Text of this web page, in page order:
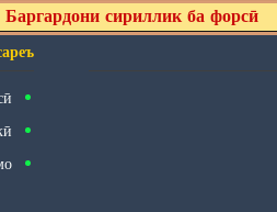
Баргардони сириллик ба форсӣ